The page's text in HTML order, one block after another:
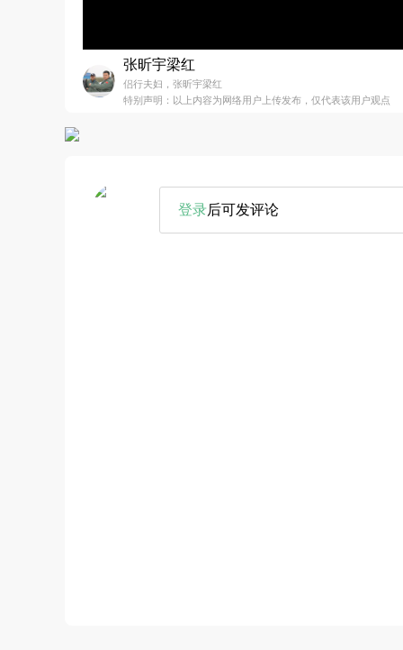
张昕宇梁红
侣行夫妇，张昕宇梁红
特别声明：以上内容为网络用户上传发布，仅代表该用户观点
登录后可发评论